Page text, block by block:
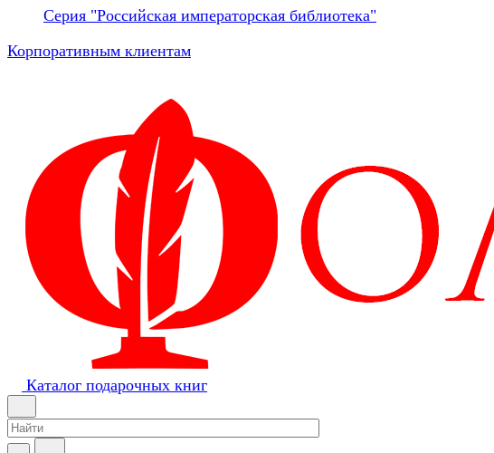
Серия "Российская императорская библиотека"
Корпоративным клиентам
Каталог подарочных книг